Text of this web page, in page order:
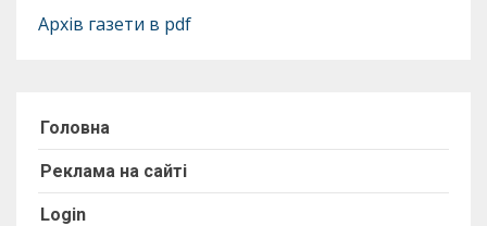
Архів газети в pdf
Головна
Реклама на сайті
Login